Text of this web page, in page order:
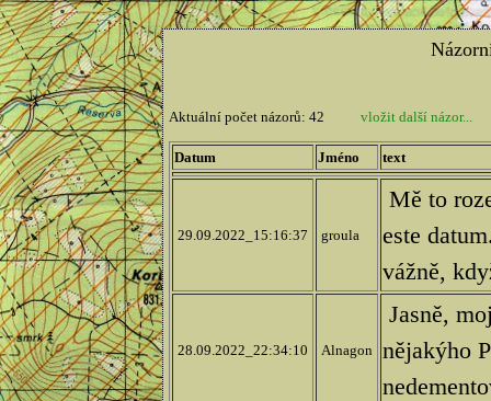
Aktuální počet názorů: 42 vložit další názor...
Datum Jméno text
29.09.2022_15:16:37 groula
Mě to
este
vážně,
28.09.2022_22:34:10 Alnagon
Jasně,
nějakýho